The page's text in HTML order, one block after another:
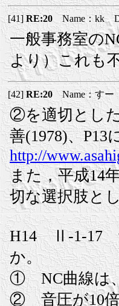
[41] RE:20Name：kk
一般事務室の
より）これも
[42]RE:20Name：すー
②を適切とし
善(1978)、
http://
また，平成14
切な選択肢と
H14 Ⅱ-1-17
か。
① NC曲線は、
② 音圧が10倍